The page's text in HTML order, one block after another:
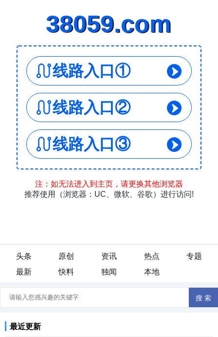
头条 原创 资讯 热点
专题
最新
快料 独闻 本地
最近更新